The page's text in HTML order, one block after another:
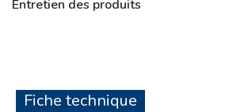
Entretien des produits
Fiche technique